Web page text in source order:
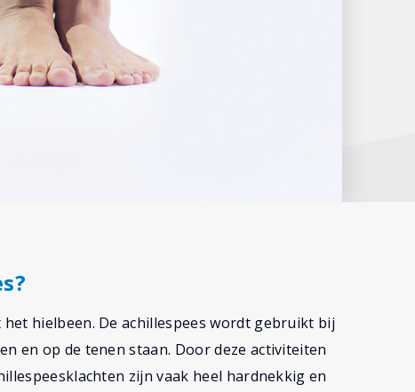
hielbeen. De achillespees wordt gebruikt bij
en op de tenen staan. Door deze activiteiten
zijn vaak heel hardnekkig en